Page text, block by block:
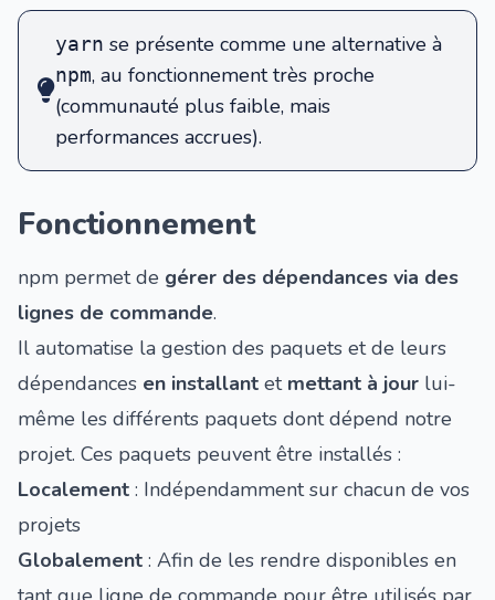
yarn se présente comme une alternative à
npm, au fonctionnement très proche
(communauté plus faible, mais
performances accrues).
Fonctionnement
npm permet de gérer des dépendances via des
lignes de commande.
Il automatise la gestion des paquets et de leurs
dépendances en installant et mettant à jour lui-
même les différents paquets dont dépend notre
projet. Ces paquets peuvent être installés :
Localement : Indépendamment sur chacun de vos
projets
Globalement : Afin de les rendre disponibles en